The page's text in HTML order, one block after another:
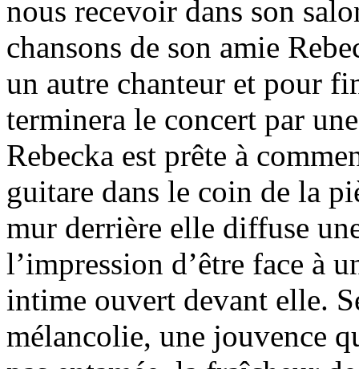
nous recevoir dans son
chansons de son amie
un autre chanteur et pour
terminera le concert par
Rebecka est prête à
guitare dans le coin de la
mur derrière elle diffuse
l’impression d’être face à
intime ouvert devant elle.
mélancolie, une jouvence